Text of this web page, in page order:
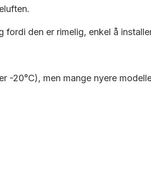
den er rimelig, enkel å
20°C), men mange nyere